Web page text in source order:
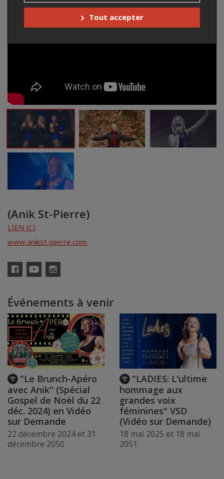
(Anik St-Pierre)
LIEN ICI
www.anikst-pierre.com
Événements à venir
"Le Brunch-Apéro
avec Anik" (Spécial
Gospel de Noël du 22
déc. 2024) en Vidéo
sur Demande
22 décembre 2024 et 31
décembre 2050
"LADIES: L'ultime
hommage aux
grandes voix
féminines" VSD
(Vidéo sur Demande)
18 mai 2025 et 18 mai
2051
Tout accepter